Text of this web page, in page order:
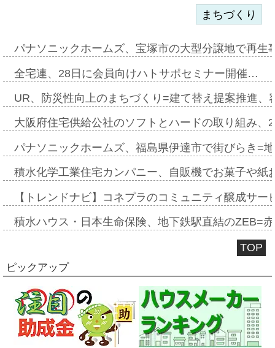
まちづくり
パナソニックホームズ、宝塚市の大型分譲地で再
全宅連、28日に会員向けハトサポセミナー開催…
UR、防災性向上のまちづくり=建て替え提案推進
大阪府住宅供給公社のソフトとハードの取り組み
パナソニックホームズ、福島県伊達市で街びらき=
積水化学工業住宅カンパニー、自販機でお菓子や
【トレンドナビ】コネプラのコミュニティ醸成サ
積水ハウス・日本生命保険、地下鉄駅直結のZEB=
TOP
ピックアップ